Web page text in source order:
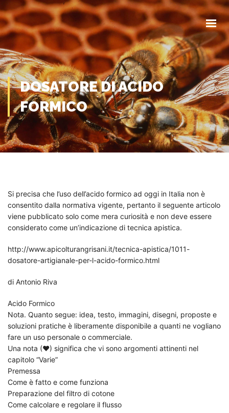
HOME
CHI SIAMO
COMUNICAZIONI
EVENTI
MODULISTICA
CONTATTI
DOSATORE DI ACIDO
FORMICO
Si precisa che l’uso dell’acido formico ad oggi in Italia non è
consentito dalla normativa vigente, pertanto il seguente articolo
viene pubblicato solo come mera curiosità e non deve essere
considerato come un’indicazione di tecnica apistica.
http://www.apicolturangrisani.it/tecnica-apistica/1011-
dosatore-artigianale-per-l-acido-formico.html
di Antonio Riva
Acido Formico
Nota. Quanto segue: idea, testo, immagini, disegni, proposte e
soluzioni pratiche è liberamente disponibile a quanti ne vogliano
fare un uso personale o commerciale.
Una nota (♥) significa che vi sono argomenti attinenti nel
capitolo “Varie”
Premessa
Come è fatto e come funziona
Preparazione del filtro di cotone
Come calcolare e regolare il flusso